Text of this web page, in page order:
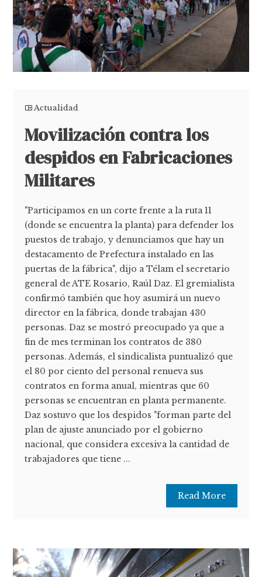
Actualidad
Movilización contra los
despidos en Fabricaciones
Militares
"Participamos en un corte frente a la ruta 11
(donde se encuentra la planta) para defender los
puestos de trabajo, y denunciamos que hay un
destacamento de Prefectura instalado en las
puertas de la fábrica", dijo a Télam el secretario
general de ATE Rosario, Raúl Daz. El gremialista
confirmó también que hoy asumirá un nuevo
director en la fábrica, donde trabajan 430
personas. Daz se mostró preocupado ya que a
fin de mes terminan los contratos de 380
personas. Además, el sindicalista puntualizó que
el 80 por ciento del personal renueva sus
contratos en forma anual, mientras que 60
personas se encuentran en planta permanente.
Daz sostuvo que los despidos "forman parte del
plan de ajuste anunciado por el gobierno
nacional, que considera excesiva la cantidad de
trabajadores que tiene ...
Read More